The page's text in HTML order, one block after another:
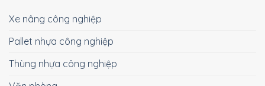
Xe nâng công nghiệp
Pallet nhựa công nghiệp
Thùng nhựa công nghiệp